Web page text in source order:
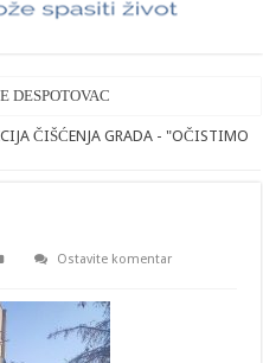
DESPOTOVAC
ČIŠĆENJA GRADA - "OČISTIMO
Ostavite komentar